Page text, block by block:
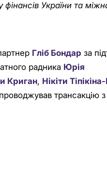
фінансів України та
Гліб Бондар за
радника Юрія
Криган, Нікіти
трансакцію